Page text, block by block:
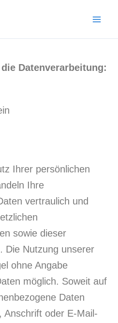
Datenverarbeitung:
Ihrer persönlichen
Ihre
vertraulich und
sowie dieser
Die Nutzung unserer
ohne Angabe
möglich. Soweit auf
Daten
Anschrift oder E-Mail-